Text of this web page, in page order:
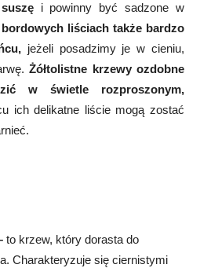
i powinny być sadzone w
liściach także bardzo
jeżeli posadzimy je w cieniu,
Żółtolistne krzewy ozdobne
w świetle rozproszonym,
ich delikatne liście mogą zostać
to krzew, który dorasta do
Charakteryzuje się ciernistymi